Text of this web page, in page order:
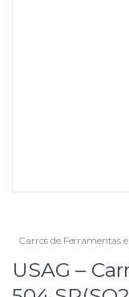
Carros de Ferramentas
USAG –